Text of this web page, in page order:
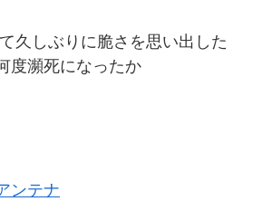
久しぶりに脆さを思い出した
度瀕死になったか
ンテナ